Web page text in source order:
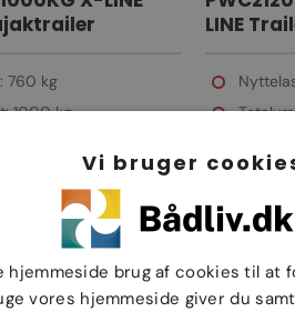
760 kg
1000 kg
LINE
Vi bruger
hjemmeside brug af cookies til at
vores hjemmeside giver du